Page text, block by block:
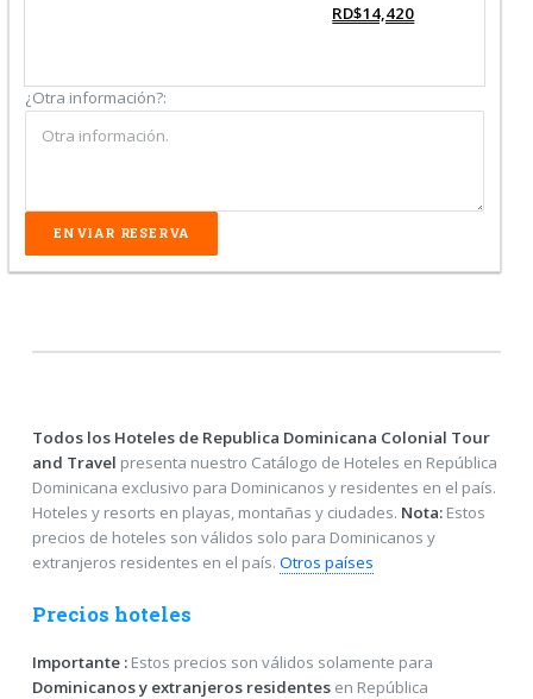
RD$14,420
¿Otra información?:
Todos los Hoteles de Republica Dominicana Colonial Tour
and Travel presenta nuestro Catálogo de Hoteles en República
Dominicana exclusivo para Dominicanos y residentes en el país.
Hoteles y resorts en playas, montañas y ciudades. Nota:Estos
precios de hoteles son válidos solo para Dominicanos y
extranjeros residentes en el país. Otros países
Precios hoteles
Importante : Estos precios son válidos solamente para
Dominicanos y extranjeros residentesen República